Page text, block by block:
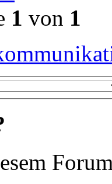
1 von 1